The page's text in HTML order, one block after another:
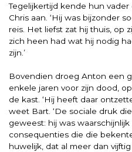
Tegelijkertijd kende hun
Chris aan. ‘Hij was bijzonder
reis. Het liefst zat hij thuis, op
zich heen had wat hij nodig
zijn.’
Bovendien droeg Anton een
enkele jaren voor zijn dood,
de kast. ‘Hij heeft daar
weet Bart. ‘De sociale druk
geweest: hij was
consequenties die die
huwelijk, dat al meer dan vijftig